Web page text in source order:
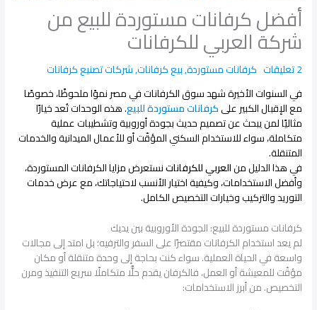
أفضل كرفانات مستوردة للبيع من
شركة العربي للكرفانات
2 تعليقات كرفانات مستوردة,بيع كرفانات,شركات تصنيع كرفانات
في السنوات الأخيرة شهد سوق الكرفانات في مصر نموًا ملحوظًا، خصوصًا
مع الإقبال الكبير علىكرفانات مستوردة للبيع. هذه الوحدات تُعد خيارًا
مثاليًا لمن يبحث عن تصميم حديث بجودة أوروبية وتشطيبات عملية
متكاملة، سواء للاستخدام السكني المؤقّت أو للأعمال الميدانية والخدمات
المتنقلة.
في هذا الدليل منالعربي للكرفاناتنستعرض مزايا الكرفانات المستوردة،
وأفضل الاستخدامات، وكيفية اختيار الأنسب لاحتياجاتك، مع عرض خدمات
التوريد والتركيب وخيارات التخصيص الكامل.
كرفانات مستوردة للبيع: الجودة الأوروبية بين يديك
لم يعد استخدام الكرفانات مقتصرًا على السفر والترفيه؛ بل امتد إلى مجالات
واسعة في الحياة العملية. سواء كنت بحاجة إلى وحدة متنقلة أو مكان
مؤقّت للمعيشة أو العمل، فالكرفان يقدم حلًّا متكاملًا سريع التنفيذ ومرن
التخصيص. من أبرز الاستخدامات: